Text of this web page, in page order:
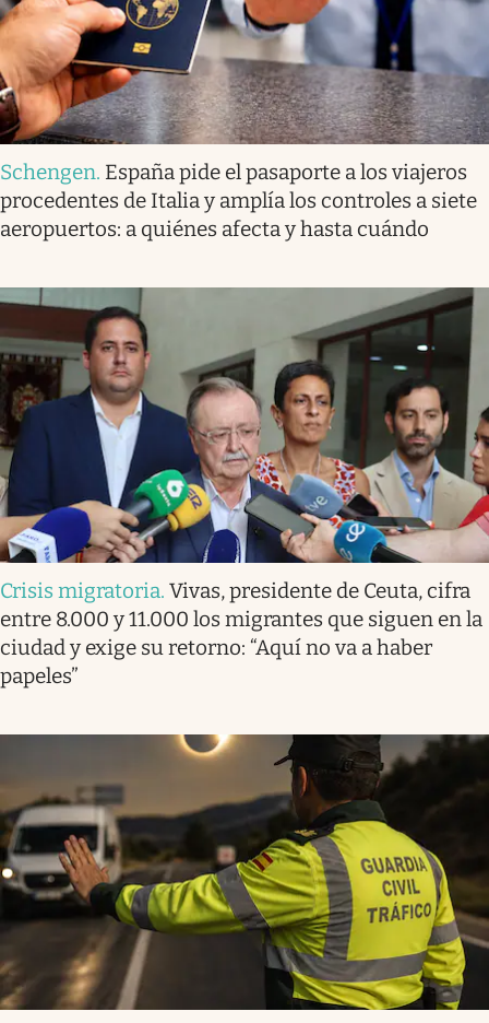
Schengen. España pide el pasaporte a los viajeros
procedentes de Italia y amplía los controles a siete
aeropuertos: a quiénes afecta y hasta cuándo
Crisis migratoria. Vivas, presidente de Ceuta, cifra
entre 8.000 y 11.000 los migrantes que siguen en la
ciudad y exige su retorno: “Aquí no va a haber
papeles”